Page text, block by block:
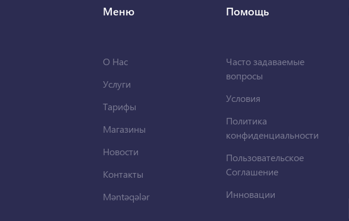
Меню
О Нас
Услуги
Тарифы
Магазины
Новости
Контакты
Məntəqələr
Помощь
Часто задаваемые
вопросы
Условия
Политика
конфиденциальности
Пользовательское
Соглашение
Инновации